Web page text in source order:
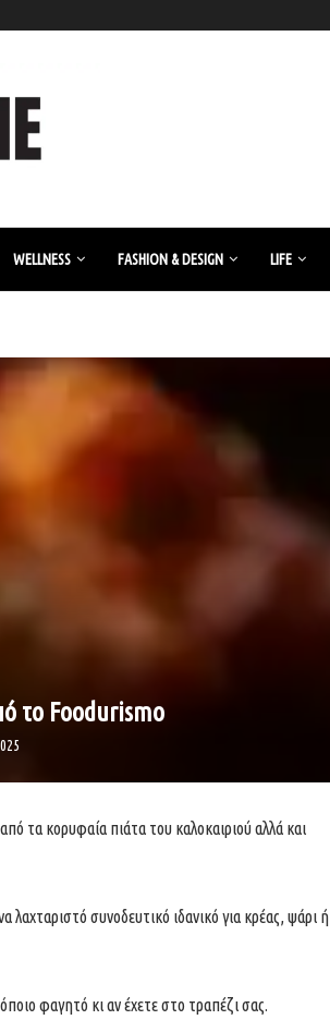
WELLNESS FASHION & DESIGN LIFE
το Foodurismo
τα κορυφαία πιάτα του καλοκαιριού αλλά και
συνοδευτικό ιδανικό για κρέας, ψάρι ή
φαγητό κι αν έχετε στο τραπέζι σας.